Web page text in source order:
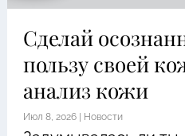
Сделай
пользу своей
анализ кожи
Июл 8, 2026| Новости